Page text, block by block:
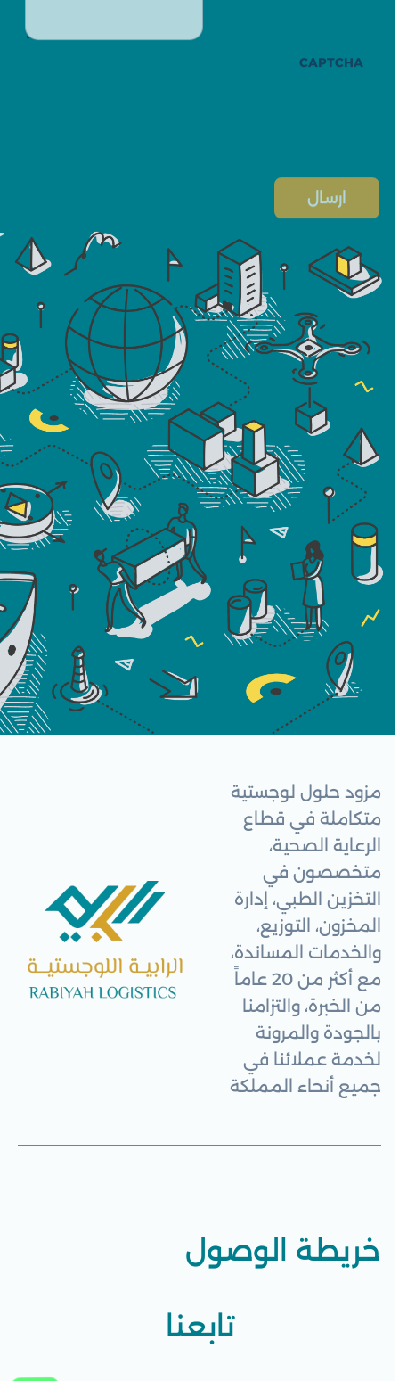
CAPTCHA
مزود حلول لوجستية
متكاملة في قطاع
الرعاية الصحية،
متخصصون في
التخزين الطبي، إدارة
المخزون، التوزيع،
والخدمات المساندة،
مع أكثر من 20 عاماً
من الخبرة، والتزامنا
بالجودة والمرونة
لخدمة عملائنا في
جميع أنحاء المملكة
تابعنا
خريطة الوصول